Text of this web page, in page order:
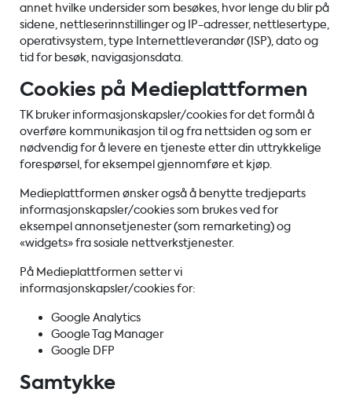
annet hvilke undersider som besøkes, hvor lenge du blir på
sidene, nettleserinnstillinger og IP-adresser, nettlesertype,
operativsystem, type Internettleverandør (ISP), dato og
tid for besøk, navigasjonsdata.
Cookies på Medieplattformen
TK bruker informasjonskapsler/cookies for det formål å
overføre kommunikasjon til og fra nettsiden og som er
nødvendig for å levere en tjeneste etter din uttrykkelige
forespørsel, for eksempel gjennomføre et kjøp.
Medieplattformen ønsker også å benytte tredjeparts
informasjonskapsler/cookies som brukes ved for
eksempel annonsetjenester (som remarketing) og
«widgets» fra sosiale nettverkstjenester.
På Medieplattformen setter vi
informasjonskapsler/cookies for:
Google Analytics
Google Tag Manager
Google DFP
Samtykke